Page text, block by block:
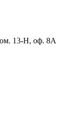
13-Н, оф. 8А